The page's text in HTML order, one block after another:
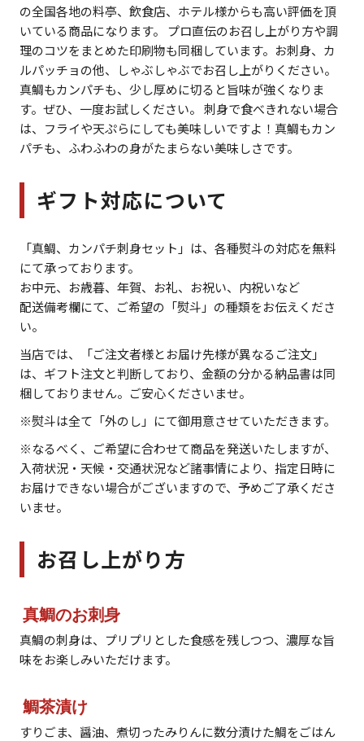
の全国各地の料亭、飲食店、ホテル様からも高い評価を頂
いている商品になります。 プロ直伝のお召し上がり方や調
理のコツをまとめた印刷物も同梱しています。お刺身、カ
ルパッチョの他、しゃぶしゃぶでお召し上がりください。
真鯛もカンパチも、少し厚めに切ると旨味が強くなりま
す。ぜひ、一度お試しください。 刺身で食べきれない場合
は、フライや天ぷらにしても美味しいですよ！真鯛もカン
パチも、ふわふわの身がたまらない美味しさです。
ギフト対応について
「真鯛、カンパチ刺身セット」は、各種熨斗の対応を無料
にて承っております。
お中元、お歳暮、年賀、お礼、お祝い、内祝いなど
配送備考欄にて、ご希望の「熨斗」の種類をお伝えくださ
い。
当店では、「ご注文者様とお届け先様が異なるご注文」
は、ギフト注文と判断しており、金額の分かる納品書は同
梱しておりません。ご安心くださいませ。
※熨斗は全て「外のし」にて御用意させていただきます。
※なるべく、ご希望に合わせて商品を発送いたしますが、
入荷状況・天候・交通状況など諸事情により、指定日時に
お届けできない場合がございますので、予めご了承くださ
いませ。
お召し上がり方
真鯛のお刺身
真鯛の刺身は、プリプリとした食感を残しつつ、濃厚な旨
味をお楽しみいただけます。
鯛茶漬け
すりごま、醤油、煮切ったみりんに数分漬けた鯛をごはん